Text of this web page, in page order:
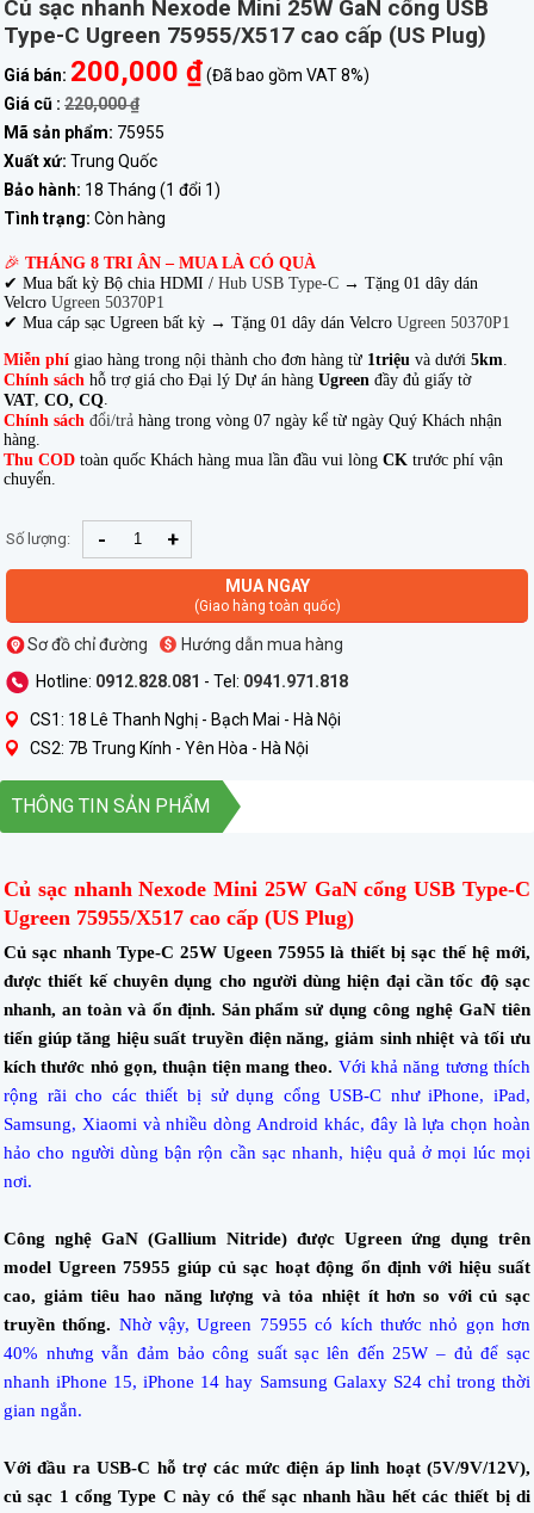
Củ sạc nhanh Nexode Mini 25W GaN cổng USB
Type-C Ugreen 75955/X517 cao cấp (US Plug)
Giá bán: 200,000 ₫(Đã bao gồm VAT 8%)
Giá cũ : 220,000 ₫
Mã sản phẩm: 75955
Xuất xứ: Trung Quốc
Bảo hành: 18 Tháng (1 đổi 1)
Tình trạng: Còn hàng
🎉 THÁNG 8 TRI ÂN – MUA LÀ CÓ QUÀ
✔ Mua bất kỳ Bộ chia HDMI / Hub USB Type-C → Tặng 01 dây dán
Velcro Ugreen 50370P1
✔ Mua cáp sạc Ugreen bất kỳ → Tặng 01 dây dán Velcro Ugreen 50370P1
Miễn phí giao hàng trong nội thành cho đơn hàng từ 1triệu và dưới 5km
Chính sách hỗ trợ giá cho Đại lý Dự án hàng Ugreen đầy đủ giấy tờ
VAT, CO, CQ.
Chính sách đổi/trả hàng trong vòng 07 ngày kể từ ngày Quý Khách nhận
hàng.
Thu COD toàn quốc Khách hàng mua lần đầu vui lòng CK trước phí vận
chuyển.
Số lượng: - +
MUA NGAY
(Giao hàng toàn quốc)
Sơ đồ chỉ đường
Hướng dẫn mua hàng
Hotline: 0912.828.081 - Tel: 0941.971.818
CS1: 18 Lê Thanh Nghị - Bạch Mai - Hà Nội
CS2: 7B Trung Kính - Yên Hòa - Hà Nội
THÔNG TIN SẢN PHẨM
Củ sạc nhanh Nexode Mini 25W GaN cổng USB Type-C
Ugreen 75955/X517 cao cấp (US Plug)
Củ sạc nhanh Type-C 25W Ugeen 75955 là thiết bị sạc thế hệ mới,
được thiết kế chuyên dụng cho người dùng hiện đại cần tốc độ sạc
nhanh, an toàn và ổn định. Sản phẩm sử dụng công nghệ GaN tiên
tiến giúp tăng hiệu suất truyền điện năng, giảm sinh nhiệt và tối ưu
kích thước nhỏ gọn, thuận tiện mang theo. Với khả năng tương thích
rộng rãi cho các thiết bị sử dụng cổng USB-C như iPhone, iPad,
Samsung, Xiaomi và nhiều dòng Android khác, đây là lựa chọn hoàn
hảo cho người dùng bận rộn cần sạc nhanh, hiệu quả ở mọi lúc mọi
nơi.
Công nghệ GaN (Gallium Nitride) được Ugreen ứng dụng trên
model Ugreen 75955 giúp củ sạc hoạt động ổn định với hiệu suất
cao, giảm tiêu hao năng lượng và tỏa nhiệt ít hơn so với củ sạc
truyền thống. Nhờ vậy, Ugreen 75955 có kích thước nhỏ gọn hơn
40% nhưng vẫn đảm bảo công suất sạc lên đến 25W – đủ để sạc
nhanh iPhone 15, iPhone 14 hay Samsung Galaxy S24 chỉ trong thời
gian ngắn.
Với đầu ra USB-C hỗ trợ các mức điện áp linh hoạt (5V/9V/12V),
củ sạc 1 cổng Type C này có thể sạc nhanh hầu hết các thiết bị di